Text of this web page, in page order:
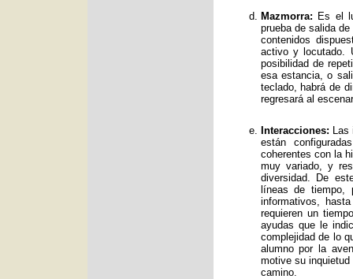
Mazmorra: Es el
prueba de salida
contenidos
activo y locutado.
posibilidad de
esa estancia, o
teclado, habrá de
regresará al
Interacciones: Las
están
coherentes con la
muy variado, y
diversidad. De
líneas de tiempo,
informativos,
requieren un
ayudas que le
complejidad de lo
alumno por la
motive su
camino.